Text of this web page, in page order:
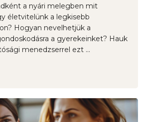
a nyári melegben mit
életvitelünk a legkisebb
Hogyan nevelhetjük a
a gyerekeinket? Hauk
menedzserrel ezt ...